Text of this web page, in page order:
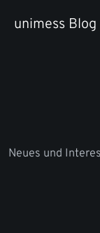
Inhaltunimess Blog
Neues und